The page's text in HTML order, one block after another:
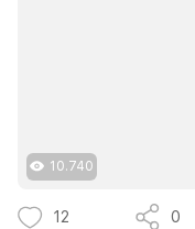
10.740
12 0